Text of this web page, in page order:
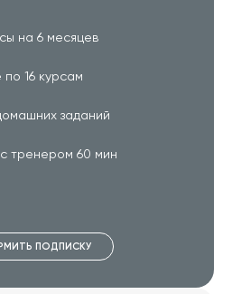
на 6 месяцев
16 курсам
заданий
с тренером 60 мин
ПОДПИСКУ